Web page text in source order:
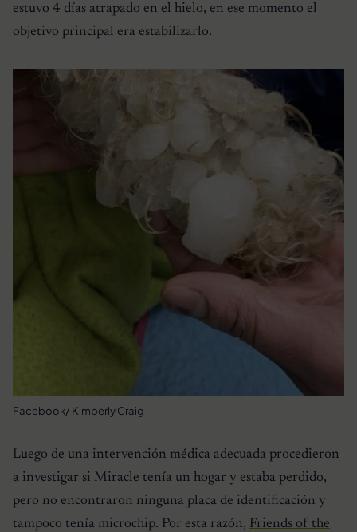
estuvo 4 días atrapado en el hielo, en ese momento el
objetivo principal era estabilizarlo.
Facebook/ Kimberly Craig
Luego de una intervención médica adecuada procedieron
a investigar si Miracle tenía un hogar y estaba perdido,
pero no encontraron ninguna placa de identificación y
tampoco tenía microchip. Por esta razón, Friends of the